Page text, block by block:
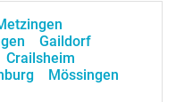
Gaildorf
Crailsheim
Mössingen